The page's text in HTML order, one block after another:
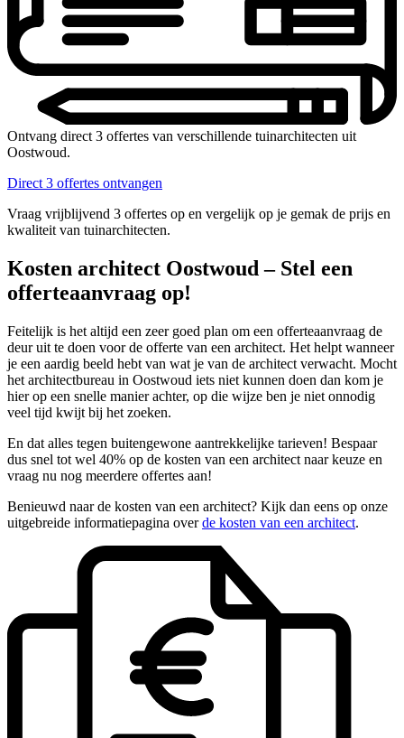
Ontvang direct 3 offertes van verschillende tuinarchitecten uit
Oostwoud.
Direct 3 offertes ontvangen
Vraag vrijblijvend 3 offertes op en vergelijk op je gemak de prijs en
kwaliteit van tuinarchitecten.
Kosten architect Oostwoud – Stel een
offerteaanvraag op!
Feitelijk is het altijd een zeer goed plan om een offerteaanvraag de
deur uit te doen voor de offerte van een architect. Het helpt wanneer
je een aardig beeld hebt van wat je van de architect verwacht. Mocht
het architectbureau in Oostwoud iets niet kunnen doen dan kom je
hier op een snelle manier achter, op die wijze ben je niet onnodig
veel tijd kwijt bij het zoeken.
En dat alles tegen buitengewone aantrekkelijke tarieven! Bespaar
dus snel tot wel 40% op de kosten van een architect naar keuze en
vraag nu nog meerdere offertes aan!
Benieuwd naar de kosten van een architect? Kijk dan eens op onze
uitgebreide informatiepagina overde kosten van een architect.